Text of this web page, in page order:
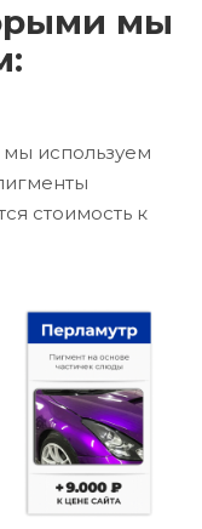
мы
используем
стоимость к